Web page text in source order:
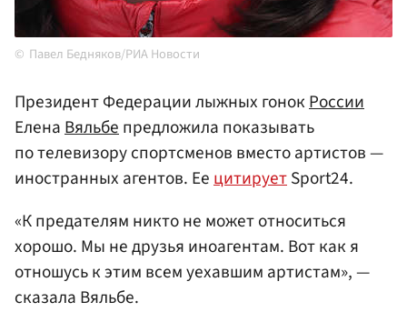
Павел Бедняков/РИА Новости
Президент Федерации лыжных гонокРоссии
ЕленаВяльбепредложила показывать
по телевизору спортсменов вместо артистов —
иностранных агентов. ЕецитируетSport24.
«К предателям никто не может относиться
хорошо. Мы не друзья иноагентам. Вот как я
отношусь к этим всем уехавшим артистам», —
сказала Вяльбе.